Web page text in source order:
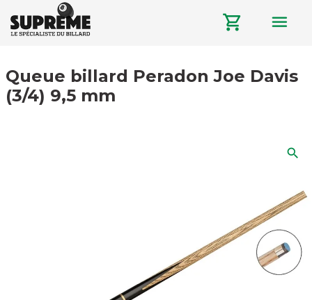
shopping_cart menu
Queue billard Peradon Joe Davis
(3/4) 9,5 mm
search